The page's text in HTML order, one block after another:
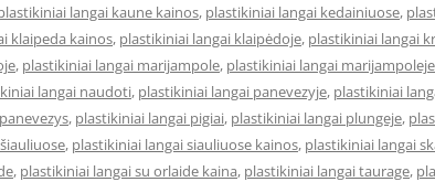
langai kaune kainos, plastikiniai langai kedainiuose,
klaipeda kainos, plastikiniai langai klaipėdoje, plastikiniai langai
, plastikiniai langai marijampole, plastikiniai langai marijampoleje
langai naudoti, plastikiniai langai panevezyje, plastikiniai
, plastikiniai langai pigiai, plastikiniai langai plungeje,
, plastikiniai langai siauliuose kainos, plastikiniai langai
, plastikiniai langai su orlaide kaina, plastikiniai langai taurage,